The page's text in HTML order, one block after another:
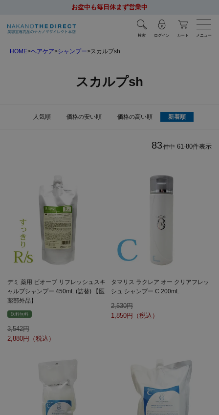
お盆中も毎日休まず営業中
検索 ログイン カート メニュー
HOME ヘアケア シャンプー スカルプsh
スカルプsh
人気順 価格の安い順 価格の高い順 新着順
83 件中 61-80件表示
デミ 薬用 ビオーブ リフレッシュスキ
ャルプシャンプー 450mL (詰替) 【医
薬部外品】
送料無料
3,542
2,880
タマリス ラクレア オー クリアフレッ
シュ シャンプー C 200mL
2,530
1,850